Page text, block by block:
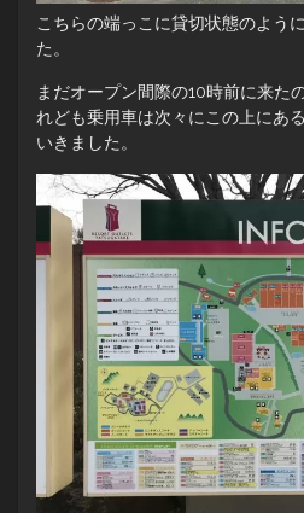
こちらの端っこに貸切状態のよう
た。
まだオープン間際の10時前に来た
れども乗用車は次々にこの上にあ
いきました。